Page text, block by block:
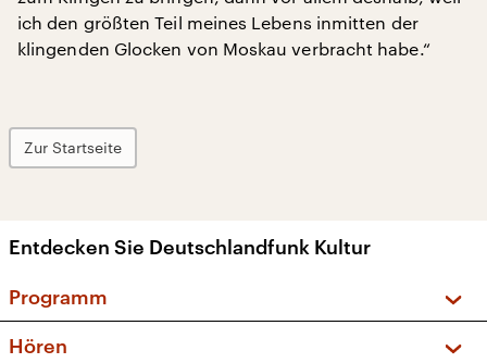
ich den größten Teil meines Lebens inmitten der
klingenden Glocken von Moskau verbracht habe.“
Zur Startseite
Entdecken Sie Deutschlandfunk Kultur
Programm
Hören